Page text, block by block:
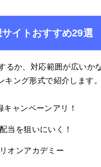
イトおすすめ29選
るか、対応範囲が広いか
ング形式で紹介します。
ャンペーンアリ！
当を狙いにいく！
オンアカデミー